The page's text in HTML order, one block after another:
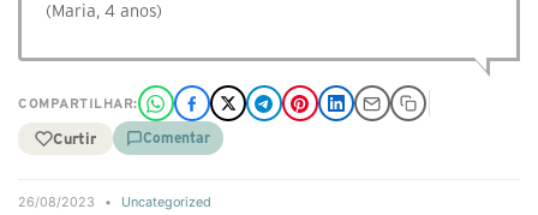
(Maria, 4 anos)
COMPARTILHAR:
Curtir Comentar
26/08/2023 • Uncategorized